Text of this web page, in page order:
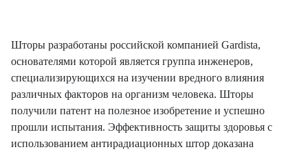
Шторы разработаны российской компанией Gardista,
основателями которой является группа инженеров,
специализирующихся на изучении вредного влияния
различных факторов на организм человека. Шторы
получили патент на полезное изобретение и успешно
прошли испытания. Эффективность защиты здоровья с
использованием антирадиационных штор доказана